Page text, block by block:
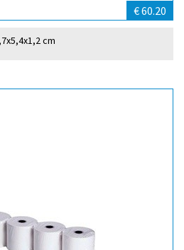
€ 60.20
cm